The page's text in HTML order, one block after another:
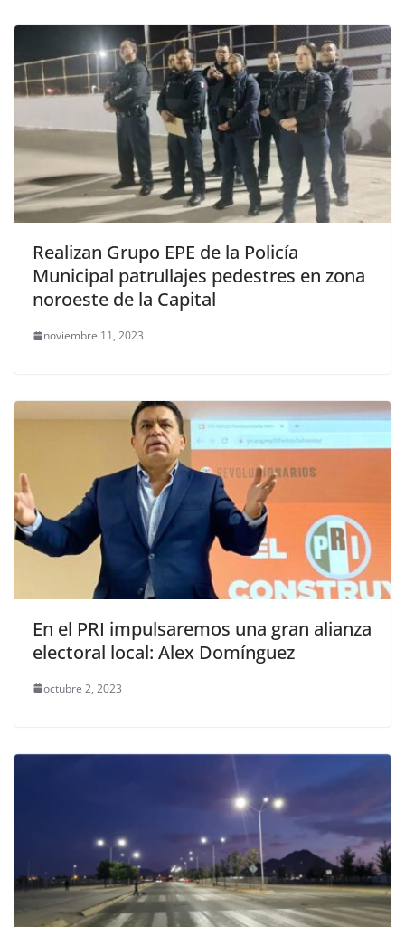
Realizan Grupo EPE de la Policía
Municipal patrullajes pedestres en zona
noroeste de la Capital
noviembre 11, 2023
En el PRI impulsaremos una gran alianza
electoral local: Alex Domínguez
octubre 2, 2023